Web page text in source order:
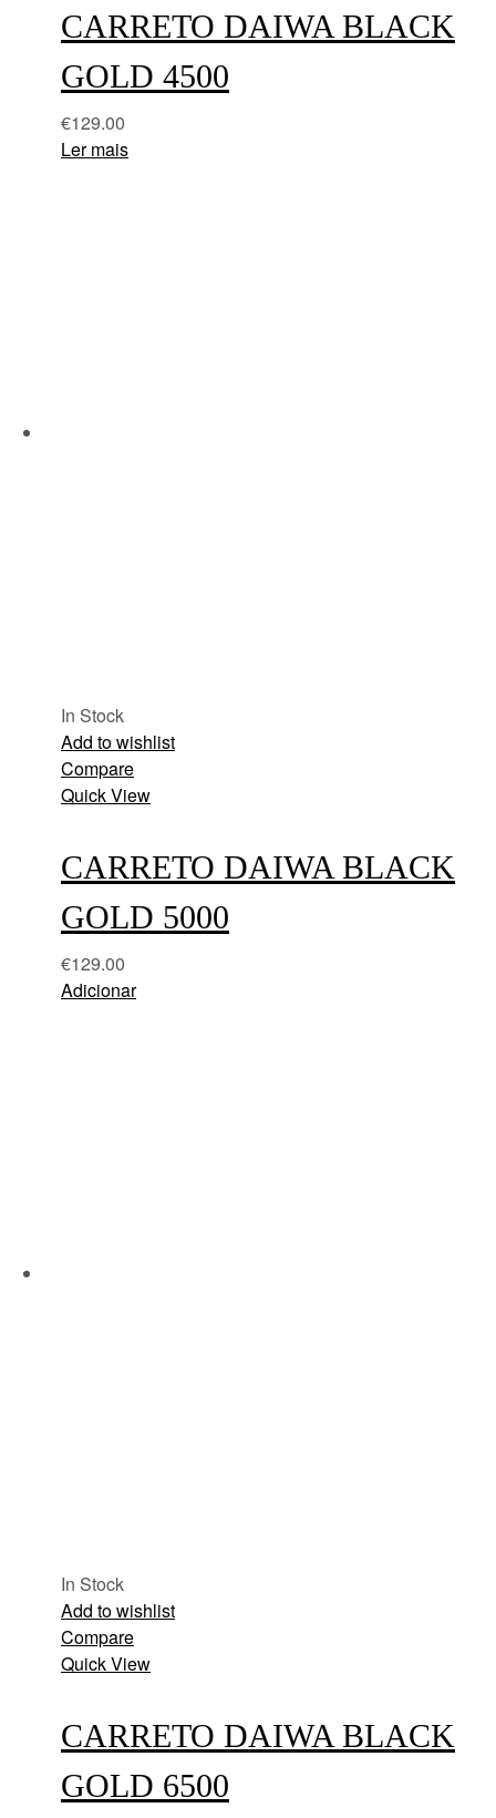
CARRETO DAIWA BLACK
GOLD 4500
€129.00
Ler mais
In Stock
Add to wishlist
Compare
Quick View
CARRETO DAIWA BLACK
GOLD 5000
€129.00
Adicionar
In Stock
Add to wishlist
Compare
Quick View
CARRETO DAIWA BLACK
GOLD 6500